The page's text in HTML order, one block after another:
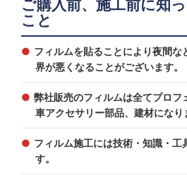
ご購入前、施工前に知
こと
フィルムを貼ることにより夜間な
界が悪くなることがございます。
弊社販売のフィルムは全てプロフ
車アクセサリー部品、建材になり
フィルム施工には技術・知識・工
す。